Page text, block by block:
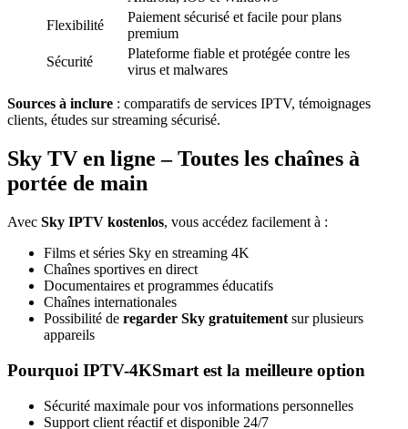
Flexibilité
Paiement sécurisé et facile pour plans
premium
Sécurité
Plateforme fiable et protégée contre les
virus et malwares
Sources à inclure : comparatifs de services IPTV, témoignages
clients, études sur streaming sécurisé.
Sky TV en ligne – Toutes les chaînes à
portée de main
Avec Sky IPTV kostenlos, vous accédez facilement à :
Films et séries Sky en streaming 4K
Chaînes sportives en direct
Documentaires et programmes éducatifs
Chaînes internationales
Possibilité de regarder Sky gratuitement sur plusieurs
appareils
Pourquoi IPTV-4KSmart est la meilleure option
Sécurité maximale pour vos informations personnelles
Support client réactif et disponible 24/7